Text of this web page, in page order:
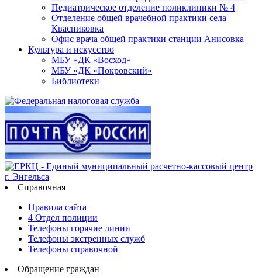
Педиатрическое отделение поликлиники № 4
Отделение общей врачебной практики села
Квасниковка
Офис врача общей практики станции Анисовка
Культура и искусство
МБУ «ДК «Восход»
МБУ «ДК «Покровский»
Библиотеки
Справочная
Правила сайта
4 Отдел полиции
Телефоны горячие линии
Телефоны экстренных служб
Телефоны справочной
Обращение граждан